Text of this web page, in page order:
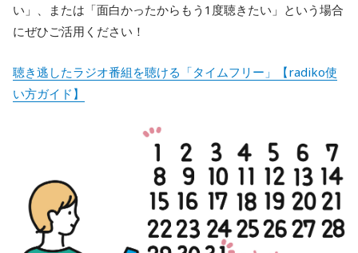
い」、または「面白かったからもう1度聴きたい」という場合
にぜひご活用ください！
聴き逃したラジオ番組を聴ける「タイムフリー」【radiko使
い方ガイド】